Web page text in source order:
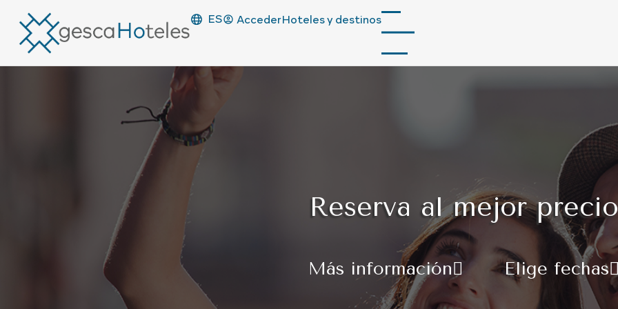
ES AccederHoteles y destinos
Reserva al mejor precio
Más información Elige fechas